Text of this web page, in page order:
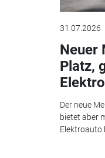
31.07.2026
Neuer
Platz,
Elektro
Der neue
bietet aber
Elektroauto